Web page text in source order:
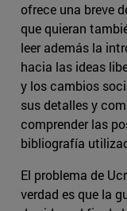
ofrece una breve
que quieran
leer además la
hacia las ideas
y los cambios
sus detalles y
comprender las
bibliografía
El problema de
verdad es que la